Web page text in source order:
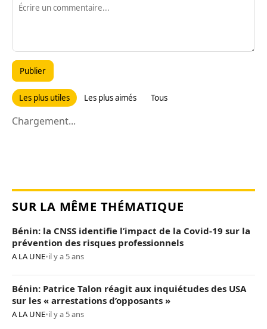
Publier
Les plus utiles Les plus aimés Tous
Chargement...
SUR LA MÊME THÉMATIQUE
Bénin: la CNSS identifie l’impact de la Covid-19 sur la
prévention des risques professionnels
A LA UNE•il y a 5 ans
Bénin: Patrice Talon réagit aux inquiétudes des USA
sur les « arrestations d’opposants »
A LA UNE•il y a 5 ans